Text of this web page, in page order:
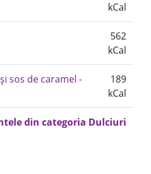
kCal
562
kCal
sos de caramel -
189
kCal
din categoria Dulciuri